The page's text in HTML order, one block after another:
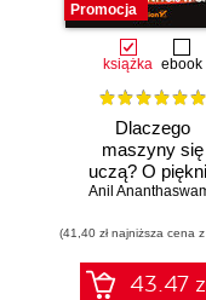
Promocja
książka ebook
Dlaczego
maszyny się
uczą? O
matematyki i
współczesnej
sztucznej
inteligencji
Anil
(41,40 zł najniższa cena
43.47